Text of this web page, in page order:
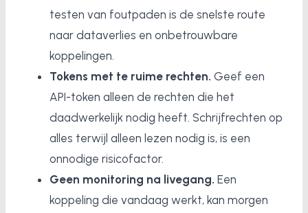
testen van foutpaden is de snelste route
naar dataverlies en onbetrouwbare
koppelingen.
Tokens met te ruime rechten. Geef een
API-token alleen de rechten die het
daadwerkelijk nodig heeft. Schrijfrechten op
alles terwijl alleen lezen nodig is, is een
onnodige risicofactor.
Geen monitoring na livegang. Een
koppeling die vandaag werkt, kan morgen